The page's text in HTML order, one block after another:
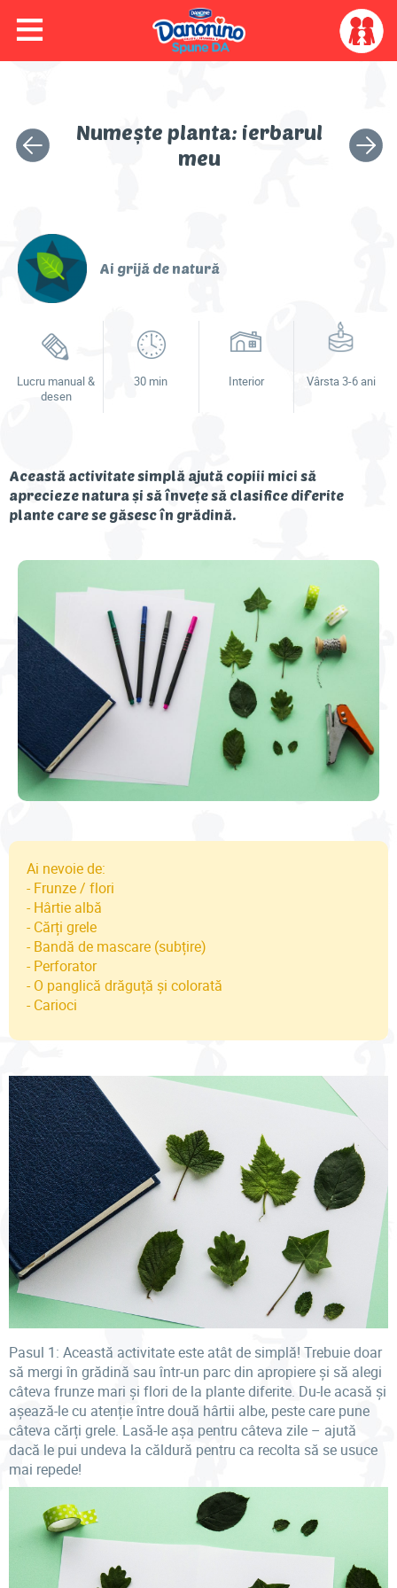
≡
menu
Activități
Idei & sfaturi
Descoperă Danonino
My
account
Activitatea
anterioară
Numește planta: ierbarul
meu
Ai grijă de natură
Lucru manual &
desen
30 min Interior Vârsta 3-6 ani
Această activitate simplă ajută copiii mici să
aprecieze natura și să învețe să clasifice diferite
plante care se găsesc în grădină.
Ai nevoie de:
- Frunze / flori
- Hârtie albă
- Cărți grele
- Bandă de mascare (subțire)
- Perforator
- O panglică drăguță și colorată
- Carioci
Pasul 1: Această activitate este atât de simplă! Trebuie doar
să mergi în grădină sau într-un parc din apropiere și să alegi
câteva frunze mari și flori de la plante diferite. Du-le acasă și
așează-le cu atenție între două hârtii albe, peste care pune
câteva cărți grele. Lasă-le așa pentru câteva zile – ajută
dacă le pui undeva la căldură pentru ca recolta să se usuce
mai repede!